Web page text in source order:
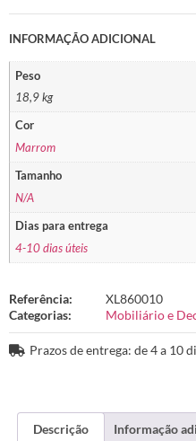
INFORMAÇÃO ADICIONAL
Peso
18,9 kg
Cor
Marrom
Tamanho
N/A
Dias para entrega
4-10 dias úteis
Referência:
XL860010
Categorias:
Mobiliário e
Prazos de entrega: de 4 a 10
Descrição Informação